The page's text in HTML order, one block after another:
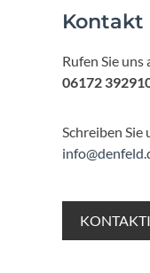
Kontakt
Rufen Sie uns
06172
Schreiben Sie